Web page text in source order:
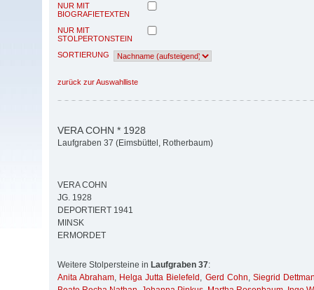
NUR MIT
BIOGRAFIETEXTEN
NUR MIT
STOLPERTONSTEIN
SORTIERUNG
zurück zur Auswahlliste
VERA COHN * 1928
Laufgraben 37 (Eimsbüttel, Rotherbaum)
VERA COHN
JG. 1928
DEPORTIERT 1941
MINSK
ERMORDET
Weitere Stolpersteine in Laufgraben 37:
Anita Abraham, Helga Jutta Bielefeld , Gerd Cohn, Siegrid